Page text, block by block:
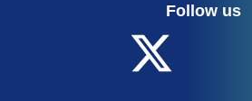
Follow us